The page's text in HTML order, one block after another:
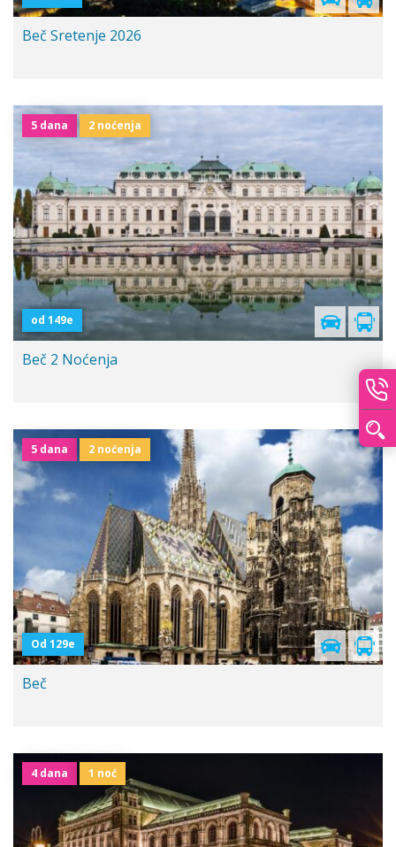
Beč Sretenje 2026
Polazak iz Niša
5 dana 2 noćenja
od 149e
Beč 2 Noćenja
Polazak iz Niša
5 dana 2 noćenja
Od 129e
Beč
Polazak iz Niša
4 dana 1 noć